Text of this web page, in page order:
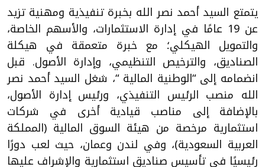
يتمتع السيد أحمد نصر الله بخبرة تنفيذية ومهنية تزيد
عن 19 عامًا في إدارة الاستثمارات، والأسهم الخاصة،
والتمويل الهيكلي؛ مع خبرة متعمقة في هيكلة
الصناديق، والترخيص التنظيمي، وإدارة الأصول. قبل
انضمامه إلى “الوطنية المالية “، شغل السيد أحمد نصر
الله منصب الرئيس التنفيذي، ورئيس إدارة الأصول،
بالإضافة إلى مناصب قيادية أخرى في شركات
استثمارية مرخصة من هيئة السوق المالية (المملكة
العربية السعودية)، وفي لندن وعمان، حيث لعب دورًا
رئيسيًا في تأسيس صناديق استثمارية والإشراف عليها